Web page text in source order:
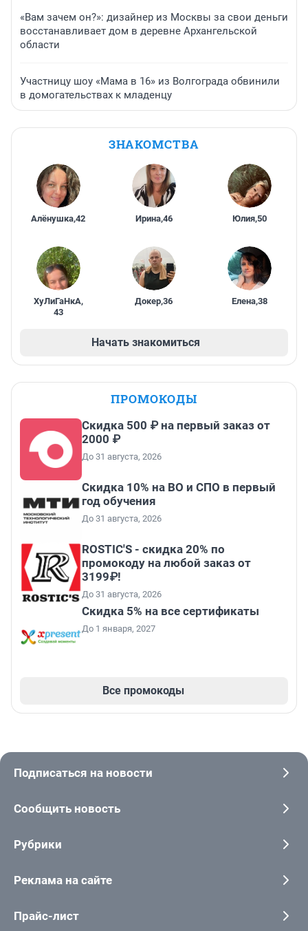
«Вам зачем он?»: дизайнер из Москвы за свои деньги
восстанавливает дом в деревне Архангельской
области
Участницу шоу «Мама в 16» из Волгограда обвинили
в домогательствах к младенцу
ЗНАКОМСТВА
Алёнушка,42 Ирина,46 Юлия,50
ХуЛиГаНкА,
43
Докер,36 Елена,38
Начать знакомиться
ПРОМОКОДЫ
Скидка 500 ₽ на первый заказ от
2000 ₽
До 31 августа, 2026
Скидка 10% на ВО и СПО в первый
год обучения
До 31 августа, 2026
ROSTIC'S - скидка 20% по
промокоду на любой заказ от
3199₽!
До 31 августа, 2026
Скидка 5% на все сертификаты
До 1 января, 2027
Все промокоды
Подписаться на новости
Сообщить новость
Рубрики
Реклама на сайте
Прайс-лист